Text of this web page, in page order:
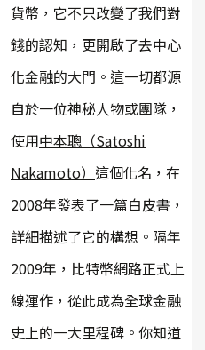
貨幣，它不只改變了我們對
錢的認知，更開啟了去中心
化金融的大門。這一切都源
自於一位神秘人物或團隊，
使用中本聰（Satoshi
Nakamoto） 這個化名，在
2008年發表了一篇白皮書，
詳細描述了它的構想。隔年
2009年，比特幣網路正式上
線運作，從此成為全球金融
史上的一大里程碑。你知道